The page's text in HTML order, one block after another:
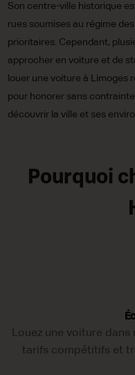
Son centre-ville historique
rues soumises au régime
prioritaires. Cependant,
approcher en voiture et de
louer une voiture à Limoges
pour honorer sans
découvrir la ville et ses
Pourquoi
Louez une voiture
tarifs compétitifs et